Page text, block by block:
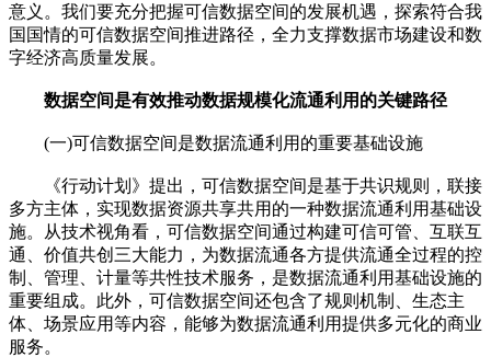
意义。我们要充分把握可信数据空间的发展机遇，探索符合我
国国情的可信数据空间推进路径，全力支撑数据市场建设和数
字经济高质量发展。
数据空间是有效推动数据规模化流通利用的关键路径
(一)可信数据空间是数据流通利用的重要基础设施
《行动计划》提出，可信数据空间是基于共识规则，联接
多方主体，实现数据资源共享共用的一种数据流通利用基础设
施。从技术视角看，可信数据空间通过构建可信可管、互联互
通、价值共创三大能力，为数据流通各方提供流通全过程的控
制、管理、计量等共性技术服务，是数据流通利用基础设施的
重要组成。此外，可信数据空间还包含了规则机制、生态主
体、场景应用等内容，能够为数据流通利用提供多元化的商业
服务。